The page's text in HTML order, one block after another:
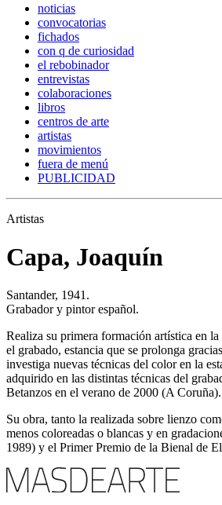
noticias
convocatorias
fichados
con q de curiosidad
el rebobinador
entrevistas
colaboraciones
libros
centros de arte
artistas
movimientos
fuera de menú
PUBLICIDAD
Artistas
Capa, Joaquín
Santander, 1941.
Grabador y pintor español.
Realiza su primera formación artística en
el grabado, estancia que se prolonga
investiga nuevas técnicas del color en la
adquirido en las distintas técnicas del
Betanzos en el verano de 2000 (A Coruña).
Su obra, tanto la realizada sobre lienzo
menos coloreadas o blancas y en
1989) y el Primer Premio de la Bienal de